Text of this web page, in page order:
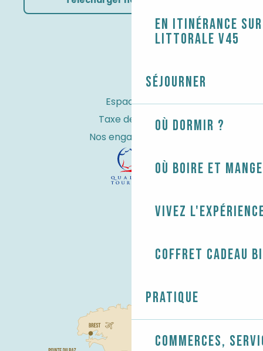
En itinérance
littorale V45
Séjourner
Où dormir ?
Où boire et
Vivez
Coffret cadeau
Pratique
Commerces,
Espace Pro
Taxe de séjour
Nos engagements